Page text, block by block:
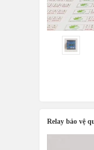
Relay bảo vệ